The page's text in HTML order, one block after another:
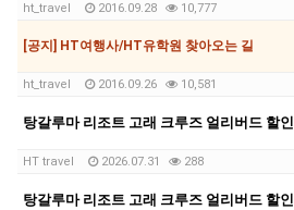
ht_travel 2016.09.28 10,777
[공지] HT여행사/HT유학원 찾아오는 길
ht_travel 2016.09.26 10,581
탕갈루마 리조트 고래 크루즈 얼리버드 할
HT travel 2026.07.31 288
탕갈루마 리조트 고래 크루즈 얼리버드 할